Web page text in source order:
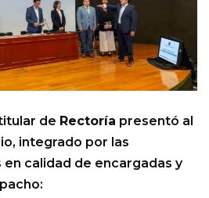
de Rectoría presentó al
integrado por las
calidad de encargadas y